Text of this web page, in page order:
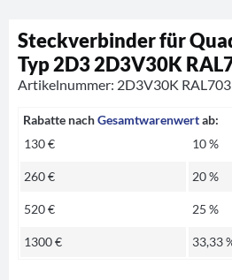
Steckverbinder für
Typ 2D3 2D3V30K
Artikelnummer: 2D3V30K
Rabatte nachGesamtwarenwertab:
130 €
10 %
260 € 20 %
520 € 25 %
1300 € 33,33